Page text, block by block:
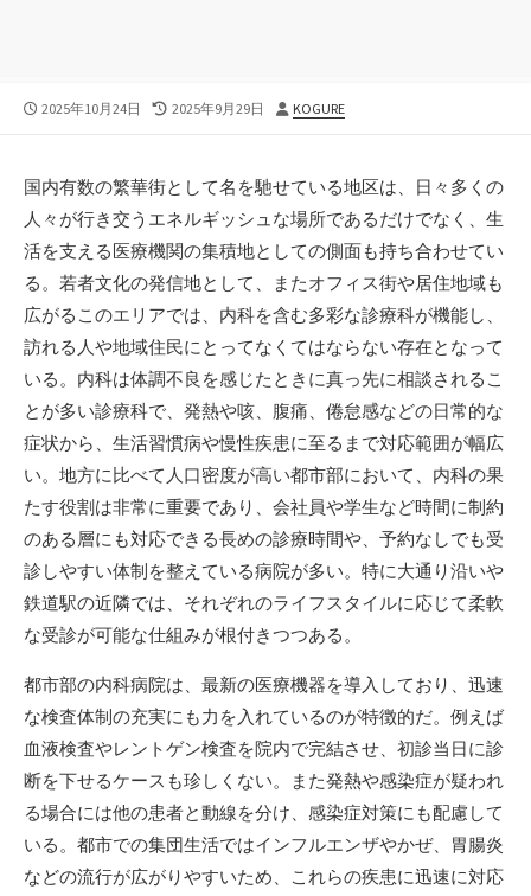
公
2025年10月24日
最
日
2025年9月29日
投
KOGURE
国内有数の繁華街として名を馳せている地区は、日々多くの
人々が行き交うエネルギッシュな場所であるだけでなく、生
活を支える医療機関の集積地としての側面も持ち合わせてい
る。 若者文化の発信地として、またオフィス街や居住地域も
広がるこのエリアでは、内科を含む多彩な診療科が機能し、
訪れる人や地域住民にとってなくてはならない存在となって
いる。内科は体調不良を感じたときに真っ先に相談されるこ
とが多い診療科で、発熱や咳、腹痛、倦怠感などの日常的な
症状から、生活習慣病や慢性疾患に至るまで対応範囲が幅広
い。地方に比べて人口密度が高い都市部において、内科の果
たす役割は非常に重要であり、会社員や学生など時間に制約
のある層にも対応できる長めの診療時間や、予約なしでも受
診しやすい体制を整えている病院が多い。特に大通り沿いや
鉄道駅の近隣では、それぞれのライフスタイルに応じて柔軟
な受診が可能な仕組みが根付きつつある。
都市部の内科病院は、最新の医療機器を導入しており、迅速
な検査体制の充実にも力を入れているのが特徴的だ。例えば
血液検査やレントゲン検査を院内で完結させ、初診当日に診
断を下せるケースも珍しくない。また発熱や感染症が疑われ
る場合には他の患者と動線を分け、感染症対策にも配慮して
いる。都市での集団生活ではインフルエンザやかぜ、胃腸炎
などの流行が広がりやすいため、これらの疾患に迅速に対応